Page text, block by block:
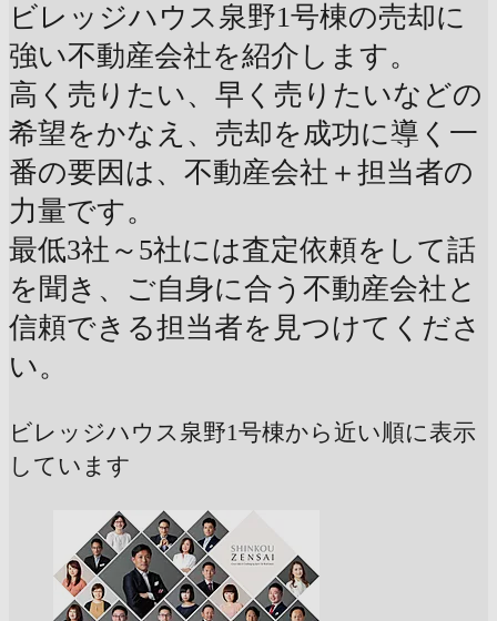
ビレッジハウス泉野1号棟の売却に
強い不動産会社を紹介します。
高く売りたい、早く売りたいなどの
希望をかなえ、売却を成功に導く一
番の要因は、不動産会社＋担当者の
力量です。
最低3社～5社には査定依頼をして話
を聞き、ご自身に合う不動産会社と
信頼できる担当者を見つけてくださ
い。
ビレッジハウス泉野1号棟から近い順に表示
しています